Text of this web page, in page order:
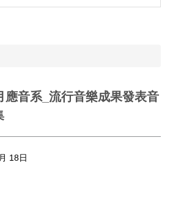
應音系_流行音樂成果發表音
18日